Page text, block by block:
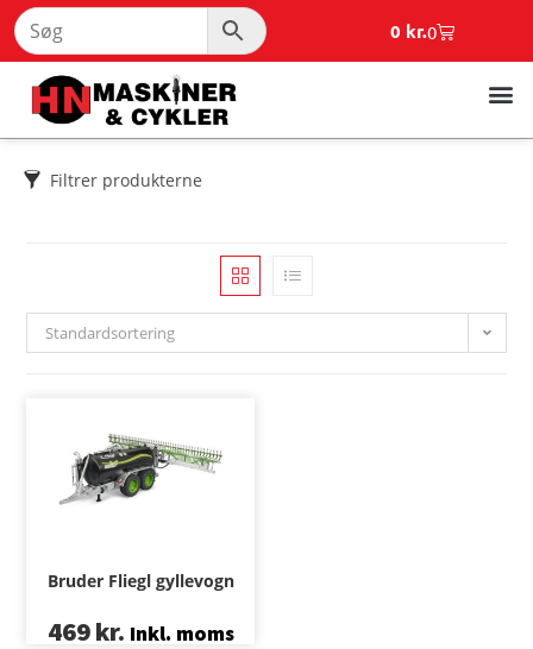
0 kr.0
Filtrer produkterne
Standardsortering
Bruder Fliegl gyllevogn
469kr. Inkl. moms